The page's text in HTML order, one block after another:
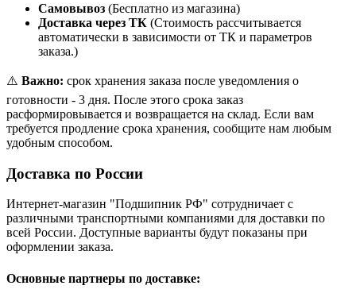
Самовывоз (Бесплатно из магазина)
Доставка через ТК (Стоимость рассчитывается
автоматически в зависимости от ТК и параметров
заказа.)
⚠️ Важно: срок хранения заказа после уведомления о
готовности - 3 дня. После этого срока заказ
расформировывается и возвращается на склад. Если вам
требуется продление срока хранения, сообщите нам любым
удобным способом.
Доставка по России
Интернет-магазин "Подшипник РФ" сотрудничает с
различными транспортными компаниями для доставки по
всей России. Доступные варианты будут показаны при
оформлении заказа.
Основные партнеры по доставке: